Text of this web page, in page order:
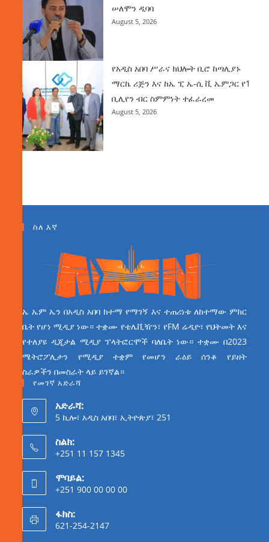
ሠለሞን ዲባባ
August 5, 2026
የአዲስ አበባ ሥራና ክህሎት ቢሮ ከጣሊያኑ
ማርኬ ሪጅን እና ከኤ ፒ ኤ-ሲ ቪ ኤምጋር የ1
ቢሊየን ብር ስምምነት ተፈራረመ
August 5, 2026
ስለ እኛ
ኤ ኤም ኤን በአዲስ አበባ ከተማ የማገኝ እና ተጠሪነቱ ለከተማው ምክር
ቤት የሆነ ሚዲያ ነው። ተቋሙ የቴሌቪዥን፣ የFM ሬዲዮ፣ የህትመት እና
የተለያዩ ዲጂታል ሚዲያ ፕላትፎርሞች ባለቤት ነው። ተቋሙ በ2023
ሜትሮፖሊታን የሚዲያ ተቋም የመሆን ራዕይ ሰንቆ የይዘት
ስራዎችን በመስራት ላይ ይገኛል።
የመገኛ አድራሻ
አድራሻ:
5 ኪሎ፣ አዲስ አበባ፣ ኢትዮጵያ፣ 251
ስልክ:
+251 11 157 1345
ሞባይል:
+251 900 00 00 00
ፋክስ:
621-254-2147